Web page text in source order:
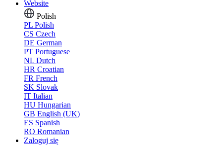
Website
Polish
PL Polish
CS Czech
DE German
PT Portuguese
NL Dutch
HR Croatian
FR French
SK Slovak
IT Italian
HU Hungarian
GB English (UK)
ES Spanish
RO Romanian
Zaloguj się